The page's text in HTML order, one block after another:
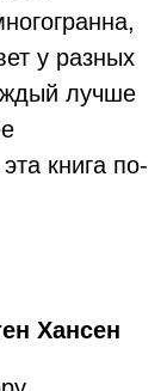
у разных
лучше
книга по-
Хансен